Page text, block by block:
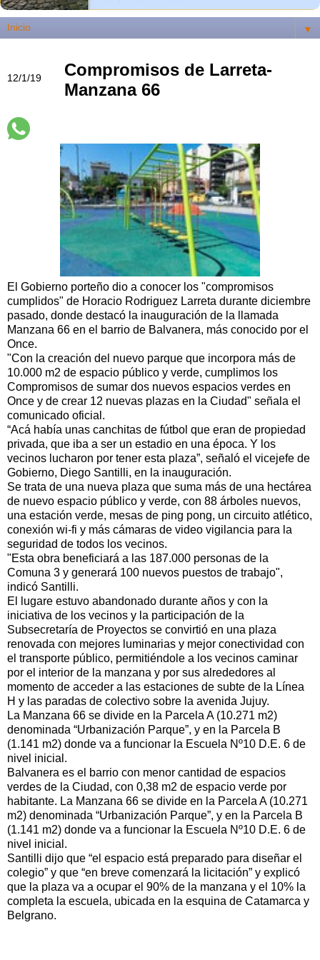
▼
12/1/19
Compromisos de Larreta-
Manzana 66
El Gobierno porteño dio a conocer los "compromisos
cumplidos" de Horacio Rodriguez Larreta durante diciembre
pasado, donde destacó la inauguración de la llamada
Manzana 66 en el barrio de Balvanera, más conocido por el
Once.
"Con la creación del nuevo parque que incorpora más de
10.000 m2 de espacio público y verde, cumplimos los
Compromisos de sumar dos nuevos espacios verdes en
Once y de crear 12 nuevas plazas en la Ciudad" señala el
comunicado oficial.
“Acá había unas canchitas de fútbol que eran de propiedad
privada, que iba a ser un estadio en una época. Y los
vecinos lucharon por tener esta plaza”, señaló el vicejefe de
Gobierno, Diego Santilli, en la inauguración.
Se trata de una nueva plaza que suma más de una hectárea
de nuevo espacio público y verde, con 88 árboles nuevos,
una estación verde, mesas de ping pong, un circuito atlético,
conexión wi-fi y más cámaras de video vigilancia para la
seguridad de todos los vecinos.
"Esta obra beneficiará a las 187.000 personas de la
Comuna 3 y generará 100 nuevos puestos de trabajo",
indicó Santilli.
El lugare estuvo abandonado durante años y con la
iniciativa de los vecinos y la participación de la
Subsecretaría de Proyectos se convirtió en una plaza
renovada con mejores luminarias y mejor conectividad con
el transporte público, permitiéndole a los vecinos caminar
por el interior de la manzana y por sus alrededores al
momento de acceder a las estaciones de subte de la Línea
H y las paradas de colectivo sobre la avenida Jujuy.
La Manzana 66 se divide en la Parcela A (10.271 m2)
denominada “Urbanización Parque”, y en la Parcela B
(1.141 m2) donde va a funcionar la Escuela Nº10 D.E. 6 de
nivel inicial.
Balvanera es el barrio con menor cantidad de espacios
verdes de la Ciudad, con 0,38 m2 de espacio verde por
habitante. La Manzana 66 se divide en la Parcela A (10.271
m2) denominada “Urbanización Parque”, y en la Parcela B
(1.141 m2) donde va a funcionar la Escuela Nº10 D.E. 6 de
nivel inicial.
Santilli dijo que “el espacio está preparado para diseñar el
colegio” y que “en breve comenzará la licitación” y explicó
que la plaza va a ocupar el 90% de la manzana y el 10% la
completa la escuela, ubicada en la esquina de Catamarca y
Belgrano.